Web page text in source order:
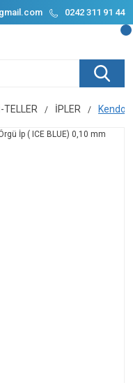
0242 311 91 44
TELLER İPLER Kendo